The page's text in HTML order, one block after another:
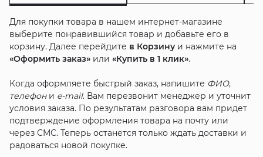
Для покупки товара в нашем интернет-магазине
выберите понравившийся товар и добавьте его в
корзину. Далее перейдите в Корзинуи нажмите на
«Оформить заказ»или «Купить в 1 клик».
Когда оформляете быстрый заказ, напишите ФИО,
телефони e-mail. Вам перезвонит менеджер и уточнит
условия заказа. По результатам разговора вам придет
подтверждение оформления товара на почту или
через СМС. Теперь останется только ждать доставки и
радоваться новой покупке.